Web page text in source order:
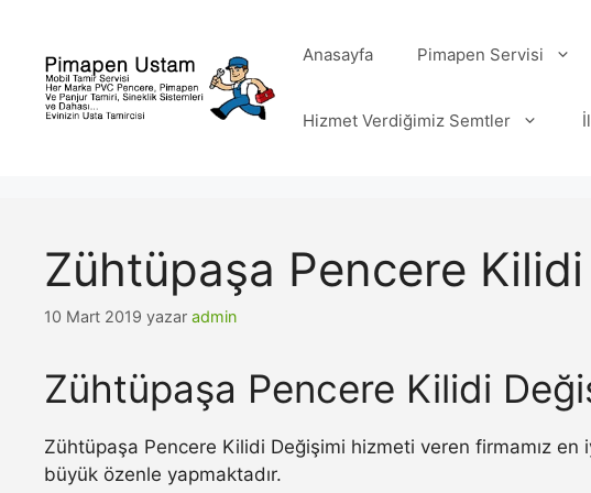
Anasayfa Pimapen Servisi
Hizmet Verdiğimiz Semtler
Zühtüpaşa Pencere
10 Mart 2019 yazar admin
Zühtüpaşa Pencere Kilidi
Zühtüpaşa Pencere Kilidi Değişimi hizmeti veren firmamız en
büyük özenle yapmaktadır.